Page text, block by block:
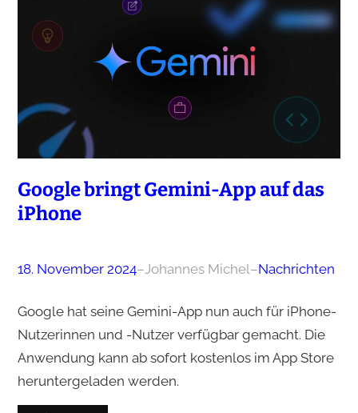
Google bringt Gemini-App auf das
iPhone
18. November 2024–Johannes Michel–Nachrichten
Google hat seine Gemini-App nun auch für iPhone-
Nutzerinnen und -Nutzer verfügbar gemacht. Die
Anwendung kann ab sofort kostenlos im App Store
heruntergeladen werden.